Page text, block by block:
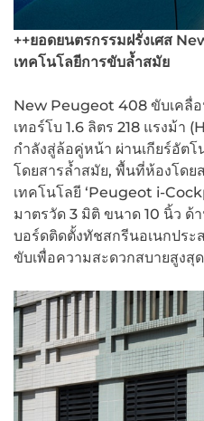
++ยอดยนตรกรรมฝรั่งเศส
เทคโนโลยีการขับล้ำสมัย
New Peugeot 408 ขับเคลื่
เทอร์โบ 1.6 ลิตร 218 แรงม้า
กำลังสู่ล้อคู่หน้า ผ่านเกียร์อัตโ
โดยสารล้ำสมัย, พื้นที่ห้องโดย
เทคโนโลยี ‘Peugeot i-
มาตรวัด 3 มิติ ขนาด 10 นิ้ว
บอร์ดติดตั้งทัชสกรีนอเนกประ
ขับเพื่อความสะดวกสบายสูงสุด